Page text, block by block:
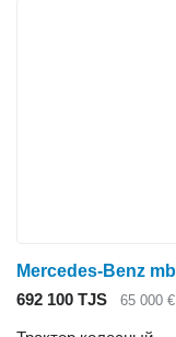
692 100 TJS 65 000 €